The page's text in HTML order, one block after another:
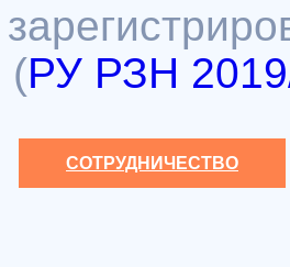
(РУ РЗН
СОТРУДНИЧЕСТВО